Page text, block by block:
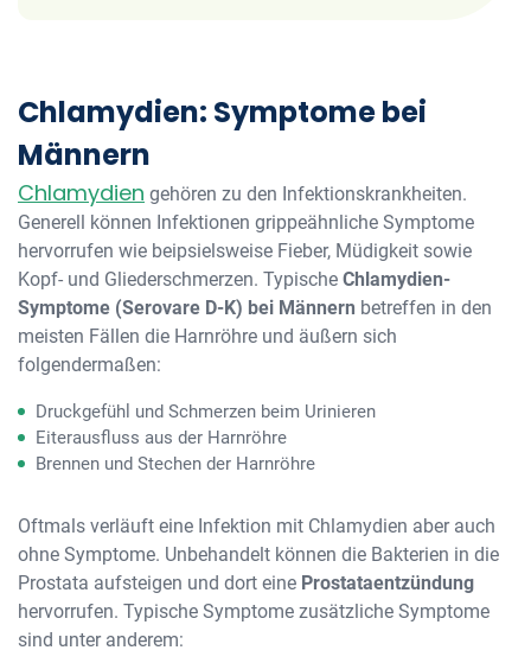
Chlamydien: Symptome bei
Männern
Chlamydien gehören zu den Infektionskrankheiten.
Generell können Infektionen grippeähnliche Symptome
hervorrufen wie beipsielsweise Fieber, Müdigkeit sowie
Kopf- und Gliederschmerzen. Typische Chlamydien-
Symptome (Serovare D-K) bei Männern betreffen in den
meisten Fällen die Harnröhre und äußern sich
folgendermaßen:
Druckgefühl und Schmerzen beim Urinieren
Eiterausfluss aus der Harnröhre
Brennen und Stechen der Harnröhre
Oftmals verläuft eine Infektion mit Chlamydien aber auch
ohne Symptome. Unbehandelt können die Bakterien in die
Prostata aufsteigen und dort eine Prostataentzündung
hervorrufen. Typische Symptome zusätzliche Symptome
sind unter anderem: